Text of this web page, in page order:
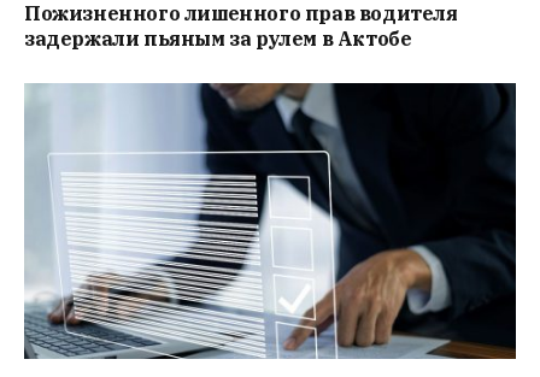
Пожизненного лишенного прав водителя
задержали пьяным за рулем в Актобе